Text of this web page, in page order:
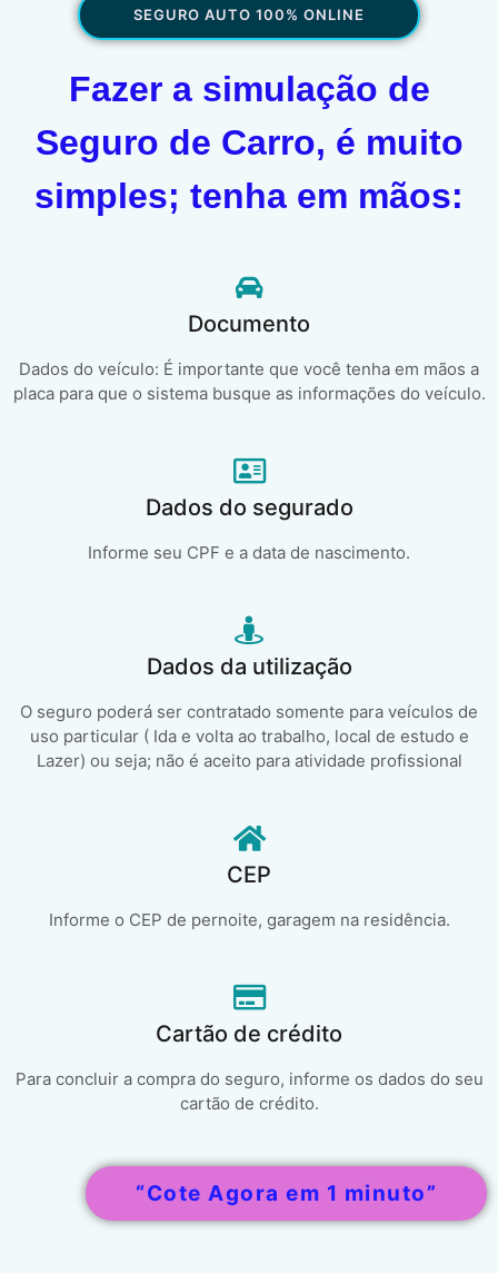
SEGURO AUTO 100% ONLINE
Fazer a simulação de
Seguro de Carro, é muito
simples; tenha em mãos:
Documento
Dados do veículo: É importante que você tenha em mãos a
placa para que o sistema busque as informações do veículo.
Dados do segurado
Informe seu CPF e a data de nascimento.
Dados da utilização
O seguro poderá ser contratado somente para veículos de
uso particular ( Ida e volta ao trabalho, local de estudo e
Lazer) ou seja; não é aceito para atividade profissional
CEP
Informe o CEP de pernoite, garagem na residência.
Cartão de crédito
Para concluir a compra do seguro, informe os dados do seu
cartão de crédito.
“Cote Agora em 1 minuto”